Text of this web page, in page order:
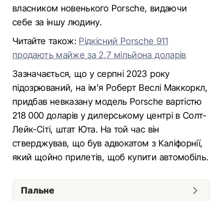
власником новенького Porsche, видаючи
себе за іншу людину.
Читайте також: Рідкісний Porsche 911
продають майже за 2,7 мільйона доларів
Зазначається, що у серпні 2023 року
підозрюваний, на ім'я Роберт Веслі Маккоркл,
придбав невказану модель Porsche вартістю
218 000 доларів у дилерському центрі в Солт-
Лейк-Сіті, штат Юта. На той час він
стверджував, що був адвокатом з Каліфорнії,
який щойно прилетів, щоб купити автомобіль.
Пальне